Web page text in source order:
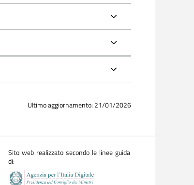
Ultimo aggiornamento: 21/01/2026
Sito web realizzato secondo le linee guida
di: